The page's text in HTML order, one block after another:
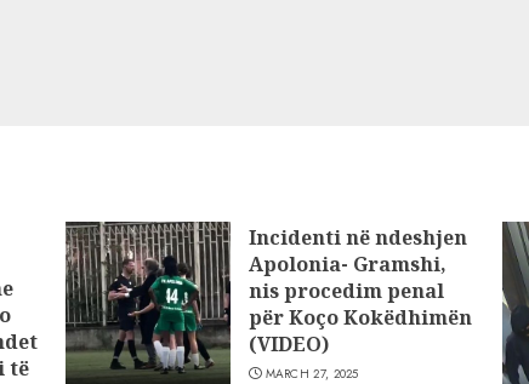
të
Incidenti në ndeshjen
Apolonia- Gramshi,
nis procedim penal
për Koço Kokëdhimën
(VIDEO)
MARCH 27, 2025